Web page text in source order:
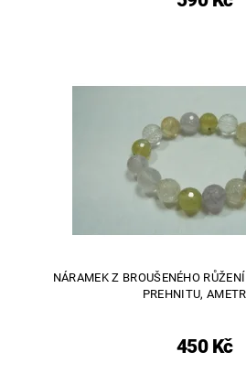
NÁRAMEK Z BROUŠENÉHO
PREHNITU,
450 Kč